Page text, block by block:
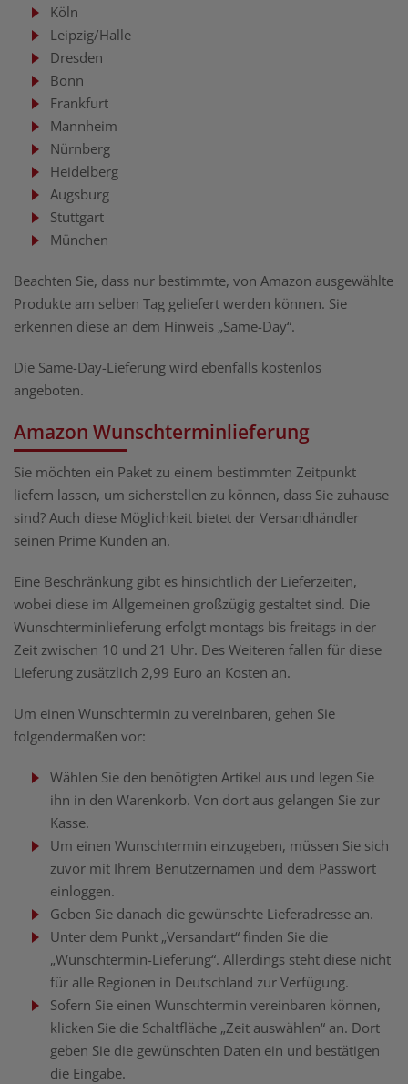
Köln
Leipzig/Halle
Dresden
Bonn
Frankfurt
Mannheim
Nürnberg
Heidelberg
Augsburg
Stuttgart
München
Beachten Sie, dass nur bestimmte, von Amazon ausgewählte
Produkte am selben Tag geliefert werden können. Sie
erkennen diese an dem Hinweis „Same-Day“.
Die Same-Day-Lieferung wird ebenfalls kostenlos
angeboten.
Amazon Wunschterminlieferung
Sie möchten ein Paket zu einem bestimmten Zeitpunkt
liefern lassen, um sicherstellen zu können, dass Sie zuhause
sind? Auch diese Möglichkeit bietet der Versandhändler
seinen Prime Kunden an.
Eine Beschränkung gibt es hinsichtlich der Lieferzeiten,
wobei diese im Allgemeinen großzügig gestaltet sind. Die
Wunschterminlieferung erfolgt montags bis freitags in der
Zeit zwischen 10 und 21 Uhr. Des Weiteren fallen für diese
Lieferung zusätzlich 2,99 Euro an Kosten an.
Um einen Wunschtermin zu vereinbaren, gehen Sie
folgendermaßen vor:
Wählen Sie den benötigten Artikel aus und legen Sie
ihn in den Warenkorb. Von dort aus gelangen Sie zur
Kasse.
Um einen Wunschtermin einzugeben, müssen Sie sich
zuvor mit Ihrem Benutzernamen und dem Passwort
einloggen.
Geben Sie danach die gewünschte Lieferadresse an.
Unter dem Punkt „Versandart“ finden Sie die
„Wunschtermin-Lieferung“. Allerdings steht diese nicht
für alle Regionen in Deutschland zur Verfügung.
Sofern Sie einen Wunschtermin vereinbaren können,
klicken Sie die Schaltfläche „Zeit auswählen“ an. Dort
geben Sie die gewünschten Daten ein und bestätigen
die Eingabe.